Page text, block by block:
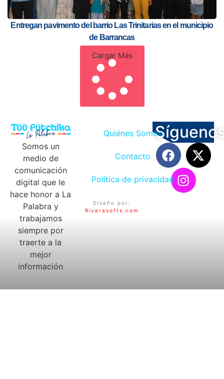
Entregan pavimento del barrio Las Trinitarias en el municipio
de Barrancas
Cargar Más
Somos un
medio de
comunicación
digital que le
hace honor a La
Palabra y
trabajamos
siempre por
traerte a la
mejor
información
Quiénes Somos
Contacto
Política de privacidad
Diseño por:
Riverasofts.com